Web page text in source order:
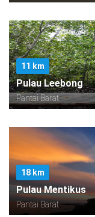
11 km
Pulau Leebong
Pantai Barat
18 km
Pulau Mentikus
Pantai Barat